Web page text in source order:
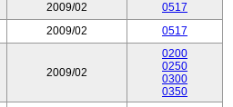
2009/02
0517
2009/02 0517
2009/02
0200
0250
0300
0350